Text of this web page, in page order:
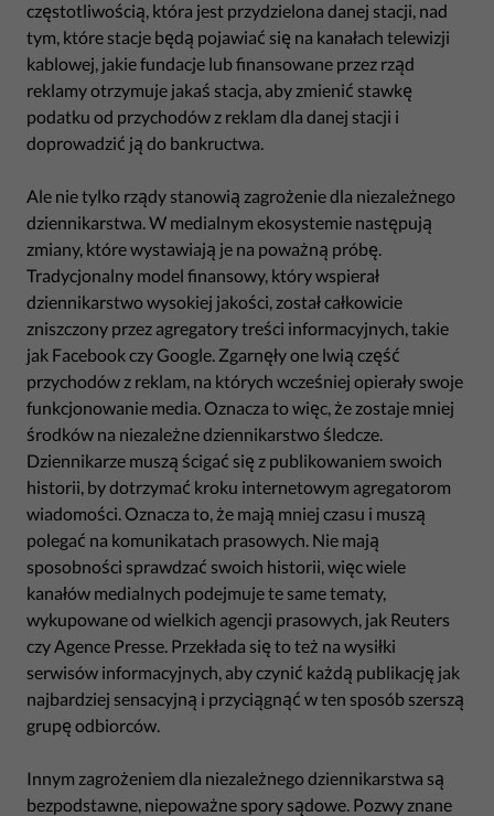
częstotliwością, która jest przydzielona danej stacji, nad
tym, które stacje będą pojawiać się na kanałach telewizji
kablowej, jakie fundacje lub finansowane przez rząd
reklamy otrzymuje jakaś stacja, aby zmienić stawkę
podatku od przychodów z reklam dla danej stacji i
doprowadzić ją do bankructwa.
Ale nie tylko rządy stanowią zagrożenie dla niezależnego
dziennikarstwa. W medialnym ekosystemie następują
zmiany, które wystawiają je na poważną próbę.
Tradycjonalny model finansowy, który wspierał
dziennikarstwo wysokiej jakości, został całkowicie
zniszczony przez agregatory treści informacyjnych, takie
jak Facebook czy Google. Zgarnęły one lwią część
przychodów z reklam, na których wcześniej opierały swoje
funkcjonowanie media. Oznacza to więc, że zostaje mniej
środków na niezależne dziennikarstwo śledcze.
Dziennikarze muszą ścigać się z publikowaniem swoich
historii, by dotrzymać kroku internetowym agregatorom
wiadomości. Oznacza to, że mają mniej czasu i muszą
polegać na komunikatach prasowych. Nie mają
sposobności sprawdzać swoich historii, więc wiele
kanałów medialnych podejmuje te same tematy,
wykupowane od wielkich agencji prasowych, jak Reuters
czy Agence Presse. Przekłada się to też na wysiłki
serwisów informacyjnych, aby czynić każdą publikację jak
najbardziej sensacyjną i przyciągnąć w ten sposób szerszą
grupę odbiorców.
Innym zagrożeniem dla niezależnego dziennikarstwa są
bezpodstawne, niepoważne spory sądowe. Pozwy znane